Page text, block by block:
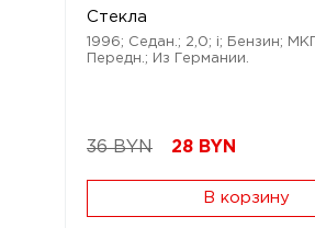
Стекла
1996; Седан.; 2,0; i; Бензин;
Передн.; Из Германии.
36 BYN 28 BYN
В корзину